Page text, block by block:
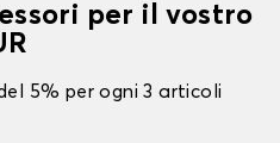
per il vostro
5% per ogni 3 articoli